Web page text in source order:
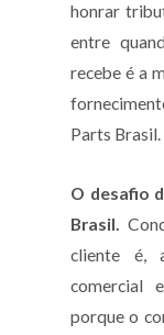
honrar
entre
recebe é a
Parts Brasil.
O desafio
Brasil.
cliente é,
comercial
porque o